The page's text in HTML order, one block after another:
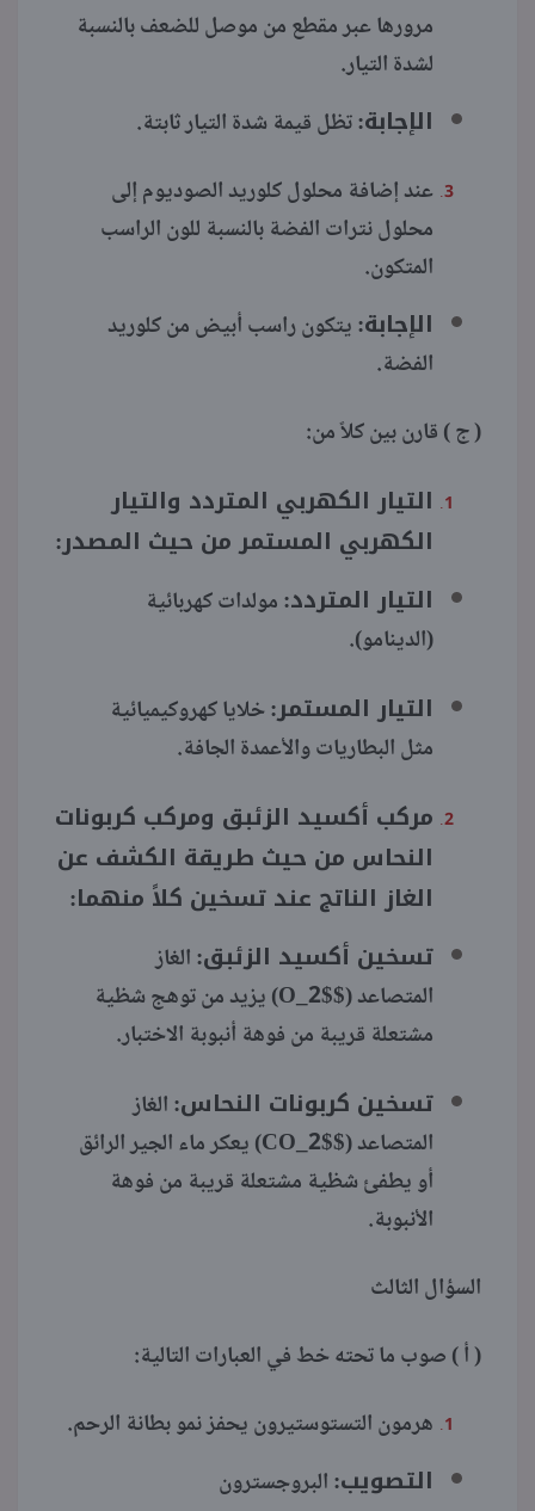
مرورها عبر مقطع من موصل للضعف بالنسبة
لشدة التيار.
الإجابة:تظل قيمة شدة التيار ثابتة.
عند إضافة محلول كلوريد الصوديوم إلى
محلول نترات الفضة بالنسبة للون الراسب
المتكون.
الإجابة:يتكون راسب أبيض من كلوريد
الفضة.
( ج ) قارن بين كلاً من:
التيار الكهربي المتردد والتيار
الكهربي المستمر من حيث المصدر:
التيار المتردد:مولدات كهربائية
(الدينامو).
التيار المستمر:خلايا كهروكيميائية
مثل البطاريات والأعمدة الجافة.
مركب أكسيد الزئبق ومركب كربونات
النحاس من حيث طريقة الكشف عن
الغاز الناتج عند تسخين كلاً منهما:
تسخين أكسيد الزئبق:الغاز
المتصاعد ($O_2$) يزيد من توهج شظية
مشتعلة قريبة من فوهة أنبوبة الاختبار.
تسخين كربونات النحاس:الغاز
المتصاعد ($CO_2$) يعكر ماء الجير الرائق
أو يطفئ شظية مشتعلة قريبة من فوهة
الأنبوبة.
السؤال الثالث
( أ ) صوب ما تحته خط في العبارات التالية:
هرمون التستوستيرون يحفز نمو بطانة الرحم.
التصويب:البروجسترون